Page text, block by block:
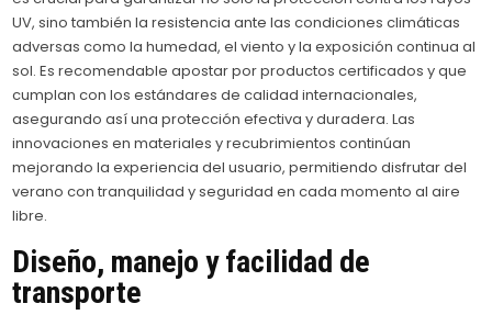
UV, sino también la resistencia ante las condiciones climáticas
adversas como la humedad, el viento y la exposición continua al
sol. Es recomendable apostar por productos certificados y que
cumplan con los estándares de calidad internacionales,
asegurando así una protección efectiva y duradera. Las
innovaciones en materiales y recubrimientos continúan
mejorando la experiencia del usuario, permitiendo disfrutar del
verano con tranquilidad y seguridad en cada momento al aire
libre.
Diseño, manejo y facilidad de
transporte